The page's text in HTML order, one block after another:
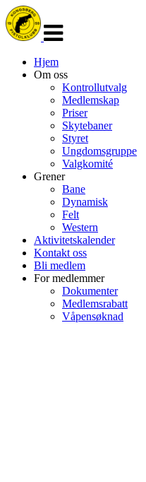
navigasjon
Hjem
Om oss
Kontrollutvalg
Medlemskap
Priser
Skytebaner
Styret
Ungdomsgruppe
Valgkomité
Grener
Bane
Dynamisk
Felt
Western
Aktivitetskalender
Kontakt oss
Bli medlem
For medlemmer
Dokumenter
Medlemsrabatt
Våpensøknad